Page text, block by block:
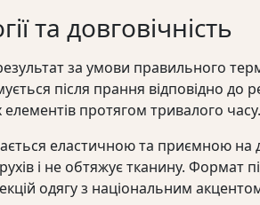
та довговічність
за умови правильного
після прання відповідно до
елементів протягом тривалого часу.
еластичною та приємною
і не обтяжує тканину. Формат
одягу з національним